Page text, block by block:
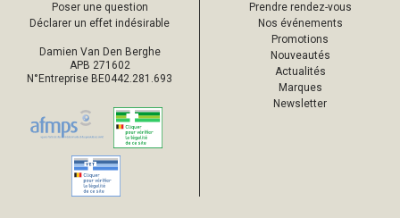
Poser une question
Déclarer un effet indésirable
Damien Van Den Berghe
APB 271602
N°Entreprise BE0442.281.693
Prendre rendez-vous
Nos événements
Promotions
Nouveautés
Actualités
Marques
Newsletter